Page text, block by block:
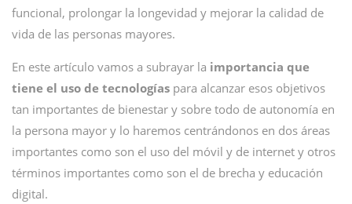
funcional, prolongar la longevidad y mejorar la calidad de
vida de las personas mayores.
En este artículo vamos a subrayar la importancia que
tiene el uso de tecnologías para alcanzar esos objetivos
tan importantes de bienestar y sobre todo de autonomía en
la persona mayor y lo haremos centrándonos en dos áreas
importantes como son el uso del móvil y de internet y otros
términos importantes como son el de brecha y educación
digital.